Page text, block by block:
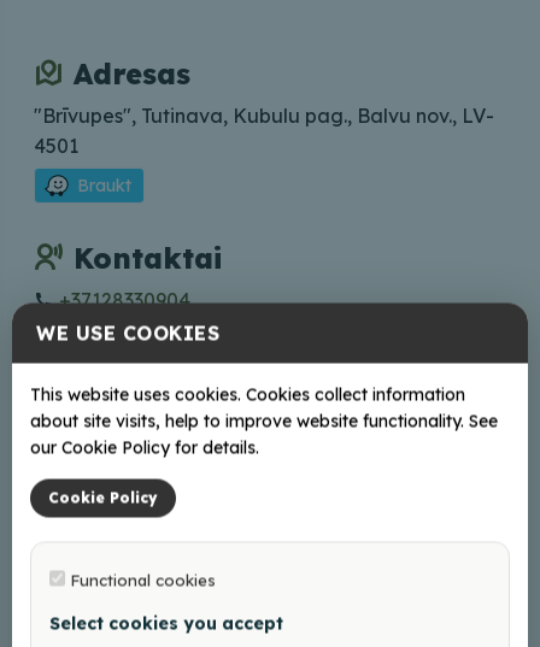
Adresas
"Brīvupes", Tutinava, Kubulu pag., Balvu nov., LV-
4501
Braukt
Kontaktai
+37128330904
Internete
Mājas lapa
Facebook
Instagram
+
−
WE USE COOKIES
This website uses cookies. Cookies collect information
about site visits, help to improve website functionality. See
our Cookie Policy for details.
Cookie Policy
Functional cookies
Select cookies you accept